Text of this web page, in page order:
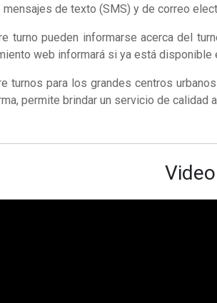
de texto (SMS) y de correo
turno pueden informarse acerca del
web informará si ya está disponible
turnos para los grandes centros
permite brindar un servicio de